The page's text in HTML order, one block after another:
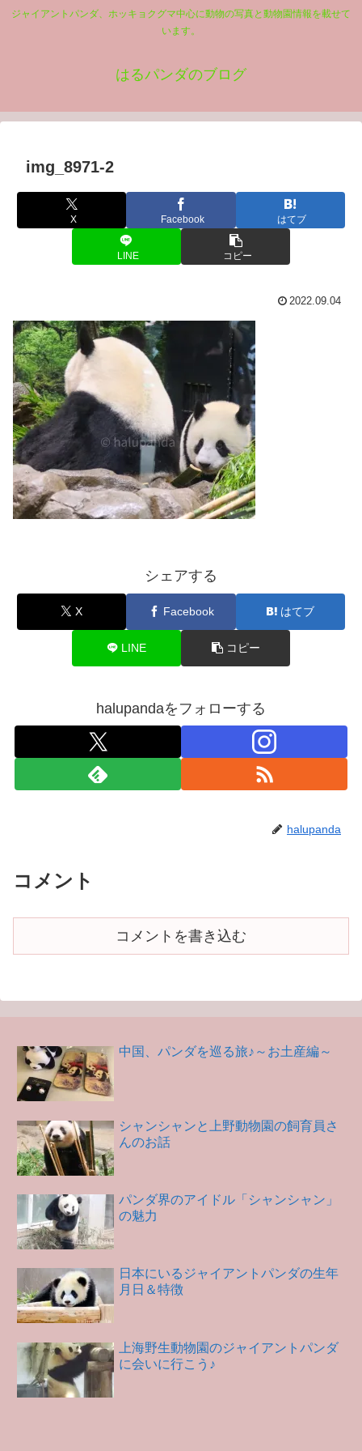
ジャイアントパンダ、ホッキョクグマ中心に動物の写真と動物園情報を載せて
います。
はるパンダのブログ
img_8971-2
X Facebook はてブ
LINE コピー
2022.09.04
シェアする
X Facebook はてブ
LINE コピー
halupandaをフォローする
halupanda
コメント
コメントを書き込む
中国、パンダを巡る旅♪～お土産編～
シャンシャンと上野動物園の飼育員さ
んのお話
パンダ界のアイドル「シャンシャン」
の魅力
日本にいるジャイアントパンダの生年
月日＆特徴
上海野生動物園のジャイアントパンダ
に会いに行こう♪